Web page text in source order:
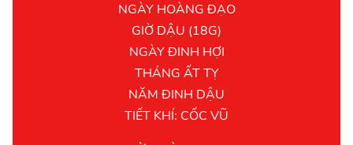
NGÀY HOÀNG ĐẠO
GIỜ DẬU (18G)
NGÀY ĐINH HỢI
THÁNG ẤT TỴ
NĂM ĐINH DẬU
TIẾT KHÍ: CỐC VŨ